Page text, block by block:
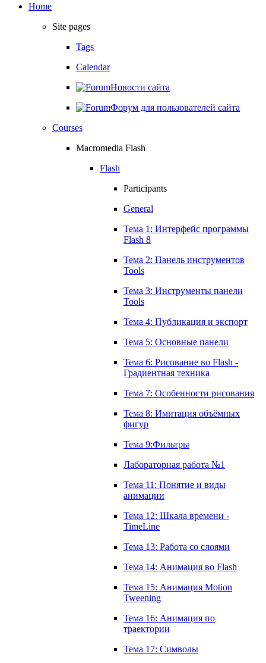
Home
Site pages
Tags
Calendar
Новости сайта
Форум для пользователей сайта
Courses
Macromedia Flash
Flash
Participants
General
Тема 1: Интерфейс программы
Flash 8
Тема 2: Панель инструментов
Tools
Тема 3: Инструменты панели
Tools
Тема 4: Публикация и экспорт
Тема 5: Основные панели
Тема 6: Рисование во Flash -
Градиентная техника
Тема 7: Особенности рисования
Тема 8: Имитация объёмных
фигур
Тема 9:Фильтры
Лабораторная работа №1
Тема 11: Понятие и виды
анимации
Тема 12: Шкала времени -
TimeLine
Тема 13: Работа со слоями
Тема 14: Анимация во Flash
Тема 15: Анимация Motion
Tweening
Тема 16: Анимация по
траектории
Тема 17: Символы